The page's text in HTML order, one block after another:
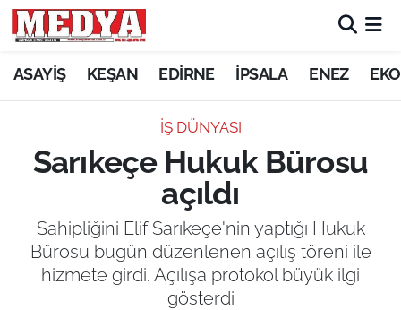
ASAYİŞ KEŞAN EDİRNE İPSALA ENEZ
İŞ DÜNYASI
Sarıkeçe Hukuk Bürosu
açıldı
Sahipliğini Elif Sarıkeçe'nin yaptığı Hukuk
Bürosu bugün düzenlenen açılış töreni ile
hizmete girdi. Açılışa protokol büyük ilgi
gösterdi
KEŞAN
ASAYİŞ
GÜNDEM